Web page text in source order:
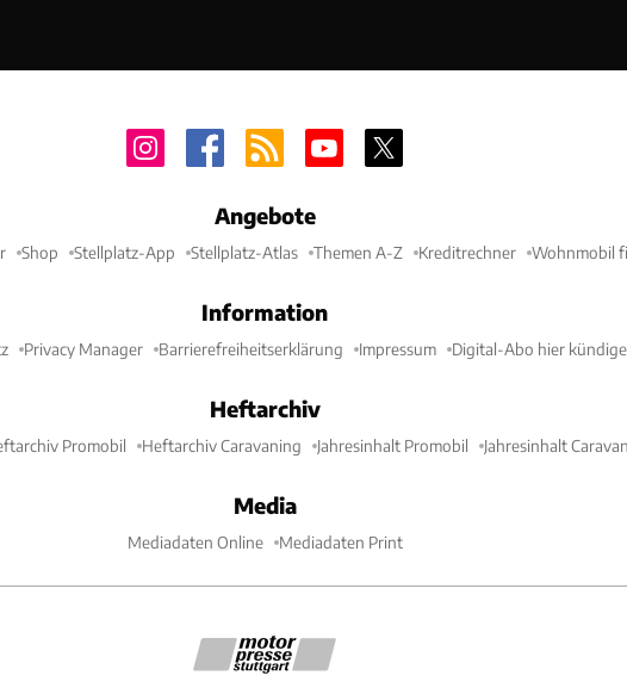
Angebote
Shop Stellplatz-App Stellplatz-Atlas Themen A-Z Kreditrechner Wohnmobil
Information
Privacy Manager Barrierefreiheitserklärung Impressum Digital-Abo hier
Heftarchiv
Promobil Heftarchiv Caravaning Jahresinhalt Promobil Jahresinhalt
Media
Mediadaten Online Mediadaten Print